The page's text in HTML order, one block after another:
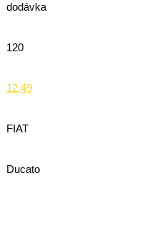
dodávka
120
12,49
FIAT
Ducato